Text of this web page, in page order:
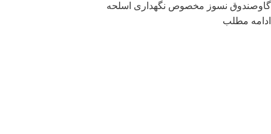
گاوصندوق نسوز مخصوص نگهداری اسلحه
ادامه مطلب